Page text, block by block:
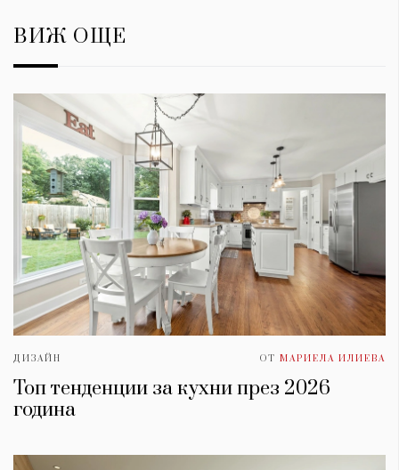
ВИЖ ОЩЕ
ДИЗАЙН ОТ МАРИЕЛА ИЛИЕВА
Топ тенденции за кухни през 2026
година